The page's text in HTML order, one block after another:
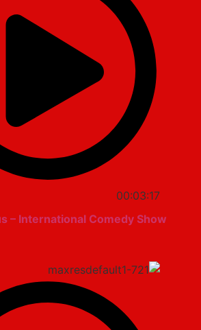
00:03:17
– International Comedy Show